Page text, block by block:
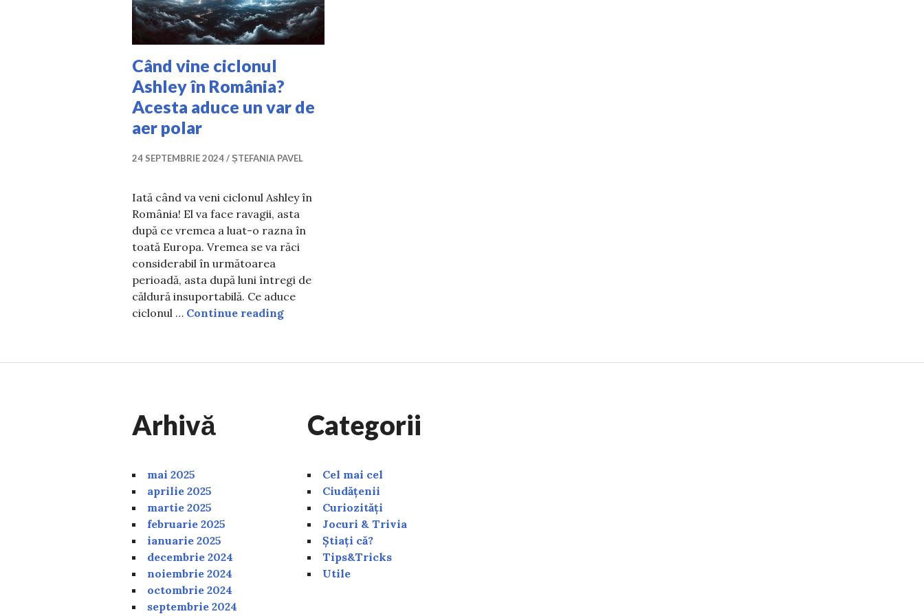
Când vine ciclonul
Ashley în România?
Acesta aduce un var de
aer polar
24 SEPTEMBRIE 2024 ȘTEFANIA PAVEL
Iată când va veni ciclonul Ashley în
România! El va face ravagii, asta
după ce vremea a luat-o razna în
toată Europa. Vremea se va răci
considerabil în următoarea
perioadă, asta după luni întregi de
căldură insuportabilă. Ce aduce
ciclonul … Continue readingCând vine ciclonul Ashley în România? Acesta aduce un var de aer polar
Arhivă
mai 2025
aprilie 2025
martie 2025
februarie 2025
ianuarie 2025
decembrie 2024
noiembrie 2024
octombrie 2024
septembrie 2024
Categorii
Cel mai cel
Ciudățenii
Curiozități
Jocuri & Trivia
Știați că?
Tips&Tricks
Utile